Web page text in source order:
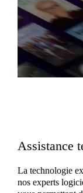
Assistance
La technologie
nos experts